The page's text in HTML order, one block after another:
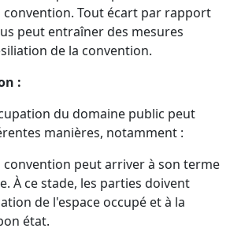
Tout écart par rapport
peut entraîner des mesures
de la convention.
:
du domaine public peut
manières, notamment :
convention peut arriver à son terme
À ce stade, les parties doivent
de l'espace occupé et à la
état.